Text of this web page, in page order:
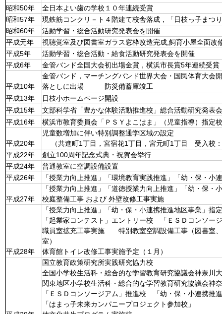
昭和50年
全日本よい歯の学校１０年連続受賞
昭和57年
現鉄筋コンクリ－ト４階建て校舎落成，「日枝っ子まつ
昭和60年
活動学習・総合活動研究発表会を開催
平成元年
視聴覚室及び図書室ガラス窓枠改造完成,飼育小屋全面改
平成5年
活動学習・総合活動・給食活動研究発表会を開催
平成6年
金管バンド全国大会初出場金賞，横浜市長賞5年連続受賞
平成10年
金管バンド，マーチングバンド世界大会・国民体育大会
落としに出場 防災備蓄庫竣工
平成13年
日枝小ホームページ開設
平成15年
文部科学省「豊かな体験活動推進校」総合活動研究発表
平成16年
横浜市教育委員会「ＰＳＹよこはま」（児童指導）指定
平成20年
児童数増加に伴い特別調整通学区域の設定
（共進町1丁目，宮宿花1丁目，宮元町1丁目 受入校
平成22年
創立100周年記念式典・祝賀会挙行
平成24年
普通教室に空調設備設置
平成26年
「授業力向上推進」「環境教育実践推進」「幼・保・小
平成27年
「授業力向上推進」「道徳授業力向上推進」「幼・保・
校庭整備工事 および 外壁改修工事実施
平成28年
「授業力向上推進」「幼・保・小連携推進地区事業」指
「起業家コンテスト」エントリー校 「ＥＳＤコンソー
職員室拡充工事実施 特別教室空調設備工事（図書室、
室）
体育館トイレ改修工事実施予定（１月）
国立教育政策研究所実践研究協力校
全国小学校生活科・総合的な学習教育研究協議会神奈川
関東地区小学校生活科・総合的な学習教育研究協議会神
「ＥＳＤコンソージアム」推進校 「幼・保・小連携推
「はまっ子未来カンパニープロジェクト参加校」